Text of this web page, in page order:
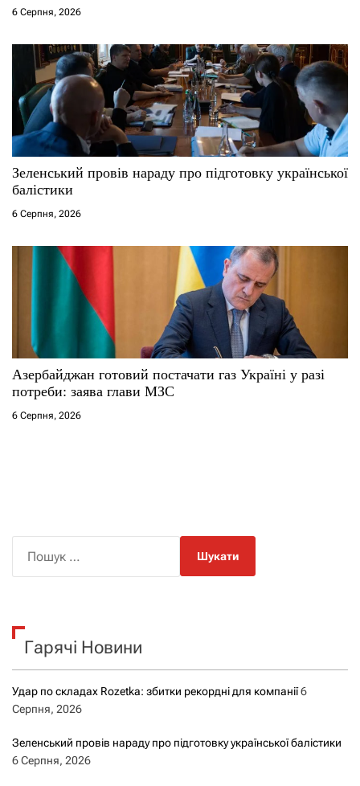
6 Серпня, 2026
Зеленський провів нараду про підготовку української
балістики
6 Серпня, 2026
Азербайджан готовий постачати газ Україні у разі
потреби: заява глави МЗС
6 Серпня, 2026
к
Гарячі Новини
Удар по складах Rozetka: збитки рекордні для компанії6
Серпня, 2026
Зеленський провів нараду про підготовку української балістики
6 Серпня, 2026